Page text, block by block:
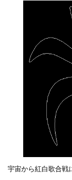
宇宙から紅白歌合戦